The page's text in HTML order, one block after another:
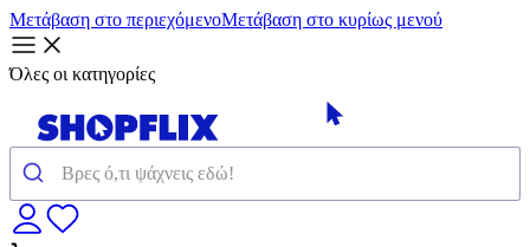
Μετάβαση στο περιεχόμενοΜετάβαση στο κυρίως μενού
Όλες οι κατηγορίες